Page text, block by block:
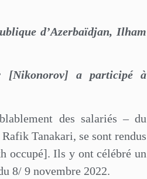
d’Azerbaïdjan, Ilham
[Nikonorov] a participé à
des salariés – du
Tanakari, se sont rendus
occupé]. Ils y ont célébré un
8/ 9 novembre 2022.